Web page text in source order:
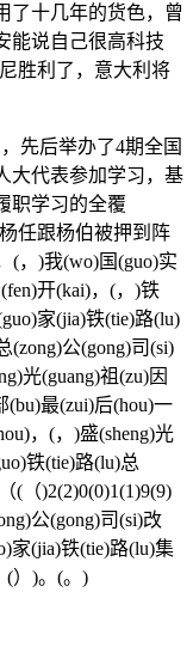
了十几年的货色，曾
能说自己很高科技
尼胜利了，意大利将
先后举办了4期全国
大代表参加学习，基
职学习的全覆
任跟杨伯被押到阵
)我(wo)国(guo)实
开(kai)，(，)铁
家(jia)铁(tie)路(lu)
(zong)公(gong)司(si)
光(guang)祖(zu)因
(bu)最(zui)后(hou)一
，(，)盛(sheng)光
铁(tie)路(lu)总
(（)2(2)0(0)1(1)9(9)
公(gong)司(si)改
家(jia)铁(tie)路(lu)集
(）)。(。)